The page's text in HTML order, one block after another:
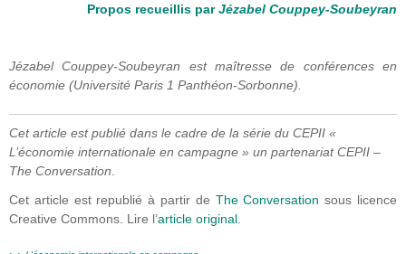
Propos recueillis parJézabel Couppey-Soubeyran
Jézabel Couppey-Soubeyran est maîtresse de conférences en
économie (Université Paris 1 Panthéon-Sorbonne).
Cet article est publié dans le cadre de la série du CEPII «
L’économie internationale en campagne » un partenariat CEPII –
The Conversation.
Cet article est republié à partir de The Conversation sous licence
Creative Commons. Lire l’article original